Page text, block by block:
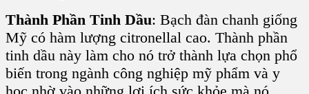
Thành Phần Tinh Dầu: Bạch đàn chanh giống
Mỹ có hàm lượng citronellal cao. Thành phần
tinh dầu này làm cho nó trở thành lựa chọn phổ
biến trong ngành công nghiệp mỹ phẩm và y